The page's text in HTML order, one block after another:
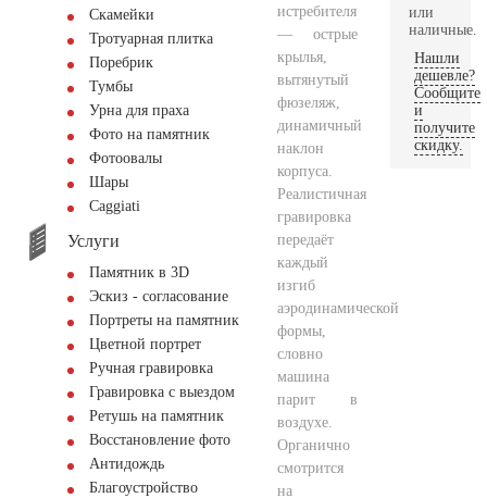
Скамейки
Тротуарная плитка
Поребрик
Тумбы
Урна для праха
Фото на памятник
Фотоовалы
Шары
Сaggiati
Услуги
Памятник в 3D
Эскиз - согласование
Портреты на памятник
Цветной портрет
Ручная гравировка
Гравировка с выездом
Ретушь на памятник
Восстановление фото
Антидождь
Благоустройство
истребителя
— острые
крылья,
вытянутый
фюзеляж,
динамичный
наклон
корпуса.
Реалистичная
гравировка
передаёт
каждый
изгиб
аэродинамической
формы,
словно
машина
парит в
воздухе.
Органично
смотрится
на
или
наличные.
Нашли
дешевле?
Сообщите
и
получите
скидку.